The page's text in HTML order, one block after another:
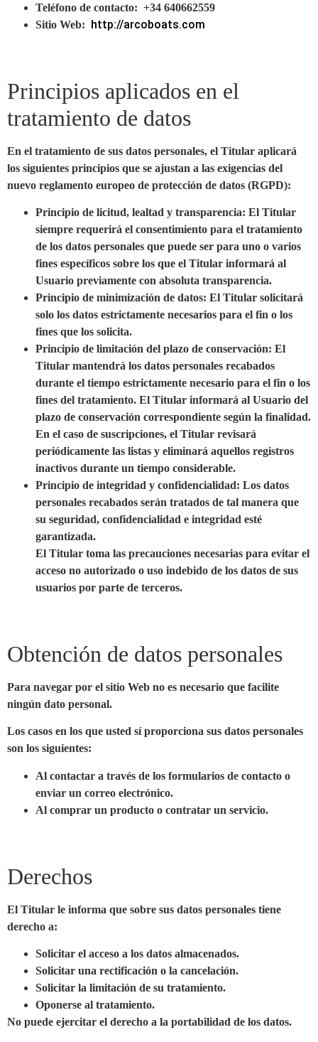
Teléfono de contacto: +34 640662559
Sitio Web: http://arcoboats.com
Principios aplicados en el
tratamiento de datos
En el tratamiento de sus datos personales, el Titular aplicará
los siguientes principios que se ajustan a las exigencias del
nuevo reglamento europeo de protección de datos (RGPD):
Principio de licitud, lealtad y transparencia: El Titular
siempre requerirá el consentimiento para el tratamiento
de los datos personales que puede ser para uno o varios
fines específicos sobre los que el Titular informará al
Usuario previamente con absoluta transparencia.
Principio de minimización de datos: El Titular solicitará
solo los datos estrictamente necesarios para el fin o los
fines que los solicita.
Principio de limitación del plazo de conservación: El
Titular mantendrá los datos personales recabados
durante el tiempo estrictamente necesario para el fin o los
fines del tratamiento. El Titular informará al Usuario del
plazo de conservación correspondiente según la finalidad.
En el caso de suscripciones, el Titular revisará
periódicamente las listas y eliminará aquellos registros
inactivos durante un tiempo considerable.
Principio de integridad y confidencialidad: Los datos
personales recabados serán tratados de tal manera que
su seguridad, confidencialidad e integridad esté
garantizada.
El Titular toma las precauciones necesarias para evitar el
acceso no autorizado o uso indebido de los datos de sus
usuarios por parte de terceros.
Obtención de datos personales
Para navegar por el sitio Web no es necesario que facilite
ningún dato personal.
Los casos en los que usted sí proporciona sus datos personales
son los siguientes:
Al contactar a través de los formularios de contacto o
enviar un correo electrónico.
Al comprar un producto o contratar un servicio.
Derechos
El Titular le informa que sobre sus datos personales tiene
derecho a:
Solicitar el acceso a los datos almacenados.
Solicitar una rectificación o la cancelación.
Solicitar la limitación de su tratamiento.
Oponerse al tratamiento.
No puede ejercitar el derecho a la portabilidad de los datos.